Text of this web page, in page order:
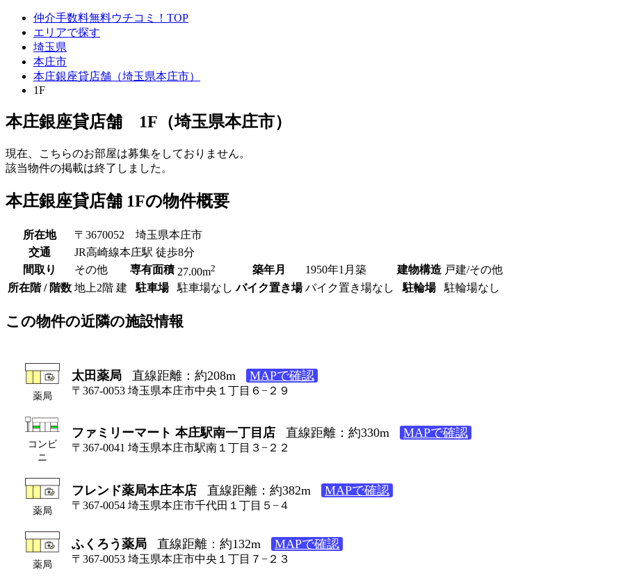
仲介手数料無料ウチコミ！TOP
エリアで探す
埼玉県
本庄市
本庄銀座貸店舗（埼玉県本庄市）
1F
本庄銀座貸店舗 1F（埼玉県本庄市）
現在、こちらのお部屋は募集をしておりません。
該当物件の掲載は終了しました。
本庄銀座貸店舗 1Fの物件概要
所在地
〒3670052 埼玉県本庄市
交通
JR高崎線本庄駅 徒歩8分
間取り
その他 専有面積 27.00m2 築年月 1950年1月築 建物構造 戸建/その他
所在階 / 階数 地上2階 建 駐車場 駐車場なし バイク置き場 バイク置き場なし 駐輪場 駐輪場なし
この物件の近隣の施設情報
薬局
太田薬局 直線距離：約208m MAPで確認
〒367-0053 埼玉県本庄市中央１丁目６−２９
コンビ
ニ
ファミリーマート 本庄駅南一丁目店 直線距離：約330m MAPで確認
〒367-0041 埼玉県本庄市駅南１丁目３−２２
薬局
フレンド薬局本庄本店 直線距離：約382m MAPで確認
〒367-0054 埼玉県本庄市千代田１丁目５−４
薬局
ふくろう薬局 直線距離：約132m MAPで確認
〒367-0053 埼玉県本庄市中央１丁目７−２３